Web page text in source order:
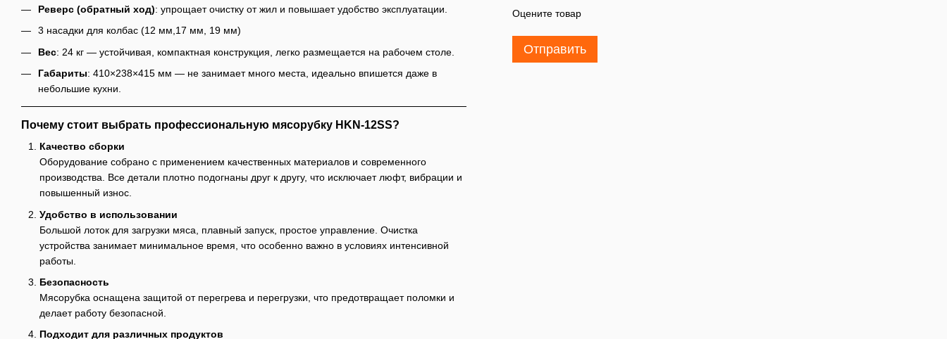
Реверс (обратный ход): упрощает очистку от жил и повышает удобство эксплуатации.
3 насадки для колбас (12 мм,17 мм, 19 мм)
Вес: 24 кг — устойчивая, компактная конструкция, легко размещается на рабочем столе.
Габариты: 410×238×415 мм — не занимает много места, идеально впишется даже в
небольшие кухни.
Почему стоит выбрать профессиональную мясорубку HKN-12SS?
Качество сборки
Оборудование собрано с применением качественных материалов и современного
производства. Все детали плотно подогнаны друг к другу, что исключает люфт, вибрации и
повышенный износ.
Удобство в использовании
Большой лоток для загрузки мяса, плавный запуск, простое управление. Очистка
устройства занимает минимальное время, что особенно важно в условиях интенсивной
работы.
Безопасность
Мясорубка оснащена защитой от перегрева и перегрузки, что предотвращает поломки и
делает работу безопасной.
Подходит для различных продуктов
Оцените товар
Отправить